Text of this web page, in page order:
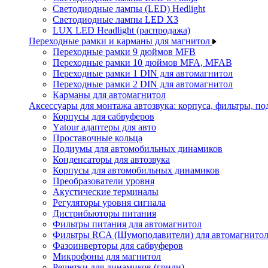
Светодиодные лампы (LED) Hedlight
Светодиодные лампы LED X3
LUX LED Headlight (распродажа)
Переходные рамки и карманы для магнитол
Переходные рамки 9 дюймов MFB
Переходные рамки 10 дюймов MFA, MFAB
Переходные рамки 1 DIN для автомагнитол
Переходные рамки 2 DIN для автомагнитол
Карманы для автомагнитол
Аксессуары для монтажа автозвука: корпуса, фильтры,
Корпусы для сабвуферов
Yаtour адаптеры для авто
Проставочные кольца
Подиумы для автомобильных динамиков
Конденсаторы для автозвука
Корпусы для автомобильных динамиков
Преобразователи уровня
Акустические терминалы
Регуляторы уровня сигнала
Дистрибьюторы питания
Фильтры питания для автомагнитол
Фильтры RCA (Шумоподавители) для автомагнитол
Фазоинверторы для сабвуферов
Микрофоны для магнитол